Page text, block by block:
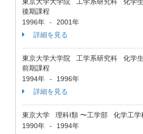
後期課程
1996年
-
2001年
詳細を見る
東京大学大学院 工学系研究科 化学
前期課程
1994年
-
1996年
詳細を見る
東京大学 理科I類 〜工学部 化学工学
1990年
-
1994年